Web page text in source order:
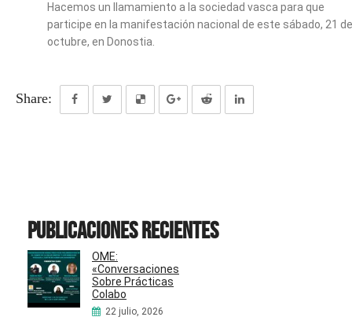
Hacemos un llamamiento a la sociedad vasca para que
participe en la manifestación nacional de este sábado, 21 de
octubre, en Donostia.
Share:
Publicaciones recientes
OME:
«Conversaciones
Sobre Prácticas
Colabo
22 julio, 2026